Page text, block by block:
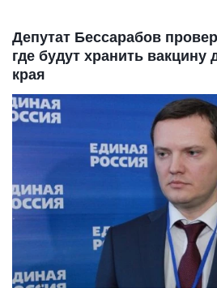
Депутат Бессарабов
где будут хранить вакцину
края